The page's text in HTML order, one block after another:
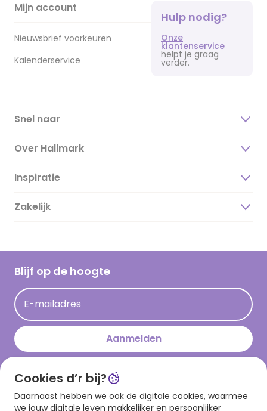
Mijn account
Nieuwsbrief voorkeuren
Kalenderservice
Hulp nodig?
Onze
klantenservice
helpt je graag
verder.
Snel naar
Over Hallmark
Over ons
Duurzaamheid
Hallmark Kaartclub
Acties
Persberichten
Hallmark en Kinderpostzegels
Inspiratie
Magazine
Cadeau inspiratie
Kaartinspiratie
Zakelijk
Blijf op de hoogte
E-mailadres
Aanmelden
Download onze app
Cookies d’r bij?
Daarnaast hebben we ook de digitale cookies, waarmee
we jouw digitale leven makkelijker en persoonlijker